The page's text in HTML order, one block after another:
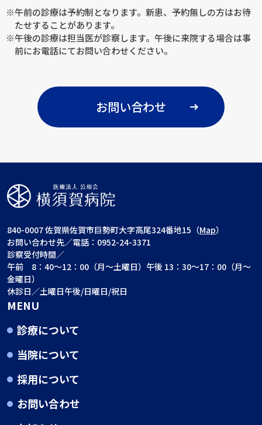
※午前の診療は予約制となります。新患、予約無しの方はお待
たせすることがあります。
※午後の診療は担当医が診察します。午後に来院する場合は事
前にお電話にてお問い合わせください。
お問い合わせ
840-0007 佐賀県佐賀市巨勢町大字高尾324番地15（Map）
お問い合わせ先／電話：0952-24-3371
診察受付時間／
午前 8：40～12：00（月～土曜日）午後 13：30～17：00（月～
金曜日）
休診日／土曜日午後/日曜日/祝日
MENU
診療について
当院について
採用について
お問い合わせ